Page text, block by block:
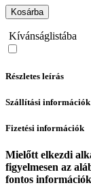
Kosárba
Kívánságlistába
Részletes leírás
Szállítási információk
Fizetési információk
Mielőtt elkezdi
figyelmesen az
fontos